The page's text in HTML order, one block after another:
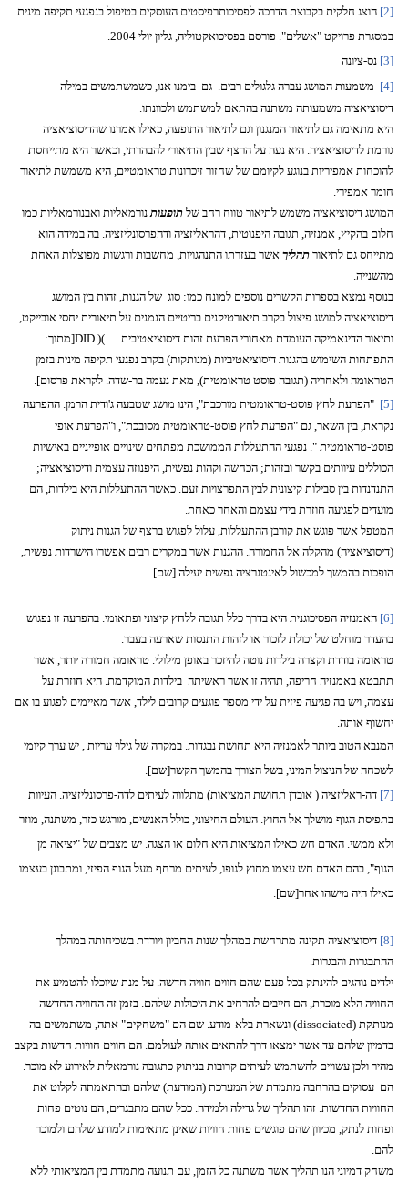
[2] הוצג חלקית בקבוצת הדרכה לפסיכותרפיסטים העוסקים בטיפול בנפגעי תקיפה מינית
במסגרת פרויקט "אשלים". פורסם בפסיכואקטוליה, גליון יולי 2004.
[3] נס-ציונה
[4] משמעות המושג עברה גלגולים רבים. גם בימנו אנו, כשמשתמשים במילה
דיסוציאציה משמעותה משתנה בהתאם למשתמש ולכוונתו.
היא מתאימה גם לתיאור המנגנון וגם לתיאור התופעה, כאילו אמרנו שהדיסוציאציה
גורמת לדיסוציאציה. היא נעה על הרצף שבין התיאורי להבהרתי, וכאשר היא מתייחסת
להוכחות אמפיריות בנוגע לקיומם של שחזור זיכרונות טראומטיים, היא משמשת לתיאור
חומר אמפירי.
המושג דיסוציאציה משמש לתיאור טווח רחב של תופעות נורמאליות ואבנורמאליות כמו
חלום בהקיץ, אמנזיה, תגובה היפנוטית, דהראליזציה ודהפרסונליזציה. בה במידה הוא
מתייחס גם לתיאור תהליך אשר בעזרתו התנהגויות, מחשבות ורגשות מפוצלות האחת
מהשנייה.
בנוסף נמצא בספרות הקשרים נוספים למונח כמו: סוג של הגנות, זהות בין המושג
דיסוציאציה למושג פיצול בקרב תיאורטיקנים בריטיים הנמנים על תיאורית יחסי אובייקט,
ותיאור הדינאמיקה העומדת מאחורי הפרעת זהות דיסוציאטיבית
(
DID )[מתוך:
התפתחות השימוש בהגנות דיסוציאטיביות (מנותקות) בקרב נפגעי תקיפה מינית בזמן
הטראומה ולאחריה (תגובה פוסט טראומטית), מאת נעמה בר-שדה. לקראת פרסום].
[5] "הפרעת לחץ פוסט-טראומטית מורכבת", הינו מושג שטבעה ג'ודית הרמן. ההפרעה
נקראת, בין השאר, גם "הפרעת לחץ פוסט-טראומטית מסובכת", ו"הפרעת אופי
פוסט-טראומטית ". נפגעי ההתעללות הממושכת מפתחים שינויים אופייניים באישיות
הכוללים עיוותים בקשר ובזהות; הכחשה וקהות נפשית, היפנוזה עצמית ודיסוציאציה;
התנדנדות בין סבילות קיצונית לבין התפרצויות זעם. כאשר ההתעללות היא בילדות, הם
מועדים לפגיעה חוזרת בידי עצמם והאחר כאחת.
המטפל אשר פוגש את קורבן ההתעללות, עלול לפגוש ברצף של הגנות ניתוק
(דיסוציאציה) מהקלה אל החמורה. ההגנות אשר במקרים רבים אפשרו הישרדות נפשית,
הופכות בהמשך למכשול לאינטגרציה נפשית יעילה [שם].
[6] האמנזיה הפסיכוגנית היא בדרך כלל תגובה ללחץ קיצוני ופתאומי. בהפרעה זו נפגוש
בהעדר מוחלט של יכולת לזכור או לזהות התנסות שארעה בעבר.
טראומה בודדת וקצרה בילדות נוטה להיזכר באופן מילולי. טראומה חמורה יותר, אשר
תתבטא באמנזיה חריפה, תהיה זו אשר ראשיתה בילדות המוקדמת. היא חוזרת על
עצמה, ויש בה פגיעה פיזית על ידי מספר פוגעים קרובים לילד, אשר מאיימים לפגוע בו אם
יחשוף אותה.
המנבא הטוב ביותר לאמנזיה היא תחושת נבגדות. במקרה של גילוי עריות , יש ערך קיומי
לשכחה של הניצול המיני, בשל הצורך בהמשך הקשר[שם].
[7] דה-ראליזציה ( אובדן תחושת המציאות) מתלווה לעיתים לדה-פרסונליזציה. העיוות
בתפיסת הגוף מושלך אל החוץ. העולם החיצוני, כולל האנשים, מורגש כזר, משתנה, מוזר
ולא ממשי. האדם חש כאילו המציאות היא חלום או הצגה. יש מצבים של "יציאה מן
הגוף", בהם האדם חש עצמו מחוץ לגופו, לעיתים מרחף מעל הגוף הפיזי, ומתבונן בעצמו
כאילו היה מישהו אחר[שם].
[8] דיסוציאציה תקינה מתרחשת במהלך שנות החביון ויורדת בשכיחותה במהלך
ההתבגרות והבגרות.
ילדים נוהגים להינתק בכל פעם שהם חווים חוויה חדשה. על מנת שיוכלו להטמיע את
החוויה הלא מוכרת, הם חייבים להרחיב את היכולות שלהם. בזמן זה החוויה החדשה
מנותקת (dissociated) ונשארת בלא-מודע. שם הם "משחקים" אתה, משתמשים בה
בדמיון שלהם עד אשר ימצאו דרך להתאים אותה לעולמם. הם חווים חוויות חדשות בקצב
מהיר ולכן עשויים להשתמש לעיתים קרובות בניתוק כתגובה נורמאלית לאירוע לא מוכר.
הם עסוקים בהרחבה מתמדת של המערכת (המודעת) שלהם ובהתאמתה לקלוט את
החוויות החדשות. זהו תהליך של גדילה ולמידה. ככל שהם מתבגרים, הם נוטים פחות
ופחות לנתק, מכיוון שהם פוגשים פחות חוויות שאינן מתאימות למודע שלהם ולמוכר
להם.
משחק דמיוני הנו תהליך אשר משתנה כל הזמן, עם תנועה מתמדת בין המציאותי ללא